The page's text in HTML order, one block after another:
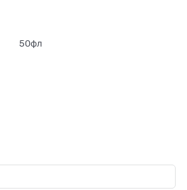
50фл